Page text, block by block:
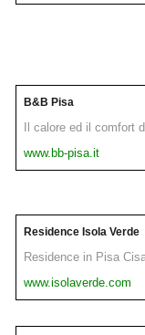
B&B Pisa
Il calore ed il comfort
www.bb-pisa.it
Residence Isola Verde
Residence in Pisa
www.isolaverde.com